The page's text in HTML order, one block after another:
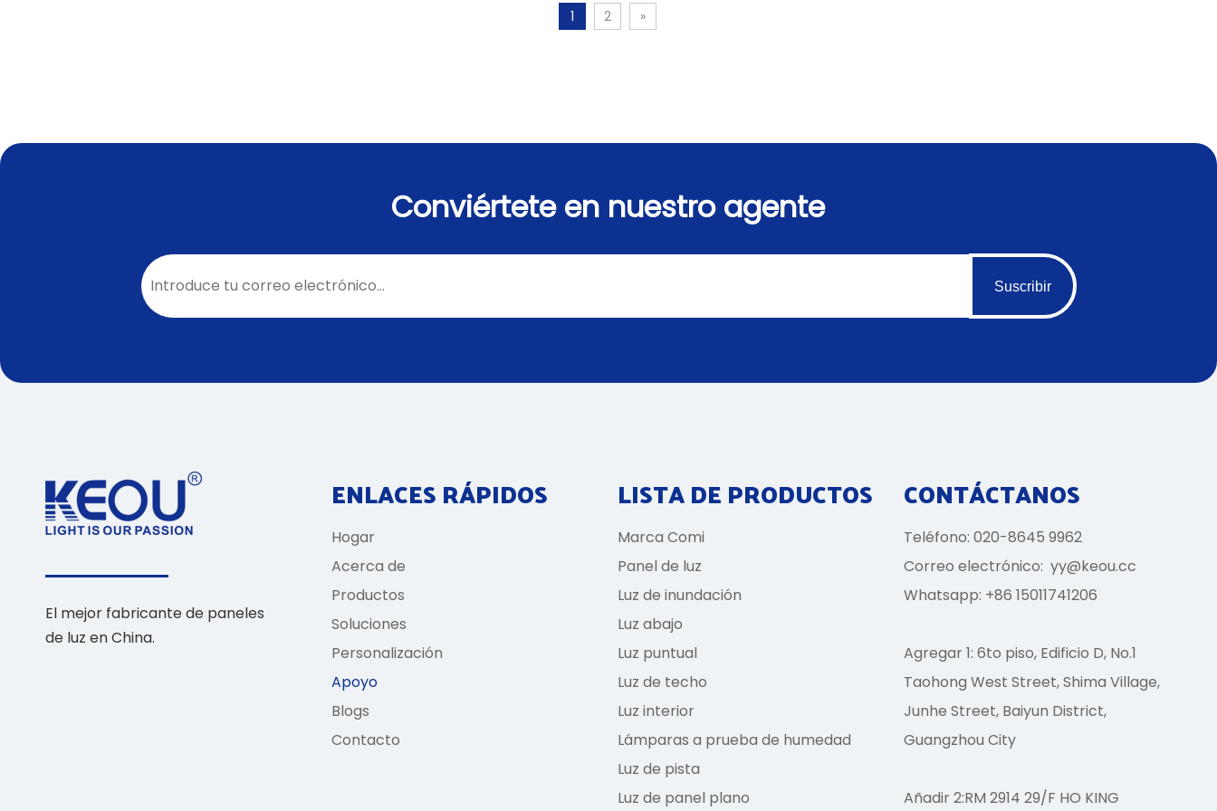
1 2 »
Conviértete en nuestro agente
Suscribir
El mejor fabricante de paneles
de luz en China.
ENLACES RÁPIDOS
Hogar
Acerca de
Productos
Soluciones
Personalización
Apoyo
Blogs
Contacto
LISTA DE PRODUCTOS
Marca Comi
Panel de luz
Luz de inundación
Luz abajo
Luz puntual
Luz de techo
Luz interior
Lámparas a prueba de humedad
Luz de pista
Luz de panel plano
CONTÁCTANOS
Teléfono: 020-8645 9962
Correo electrónico: yy@keou.cc
Whatsapp: +86 15011741206
Agregar 1: 6to piso, Edificio D, No.1
Taohong West Street, Shima Village,
Junhe Street, Baiyun District,
Guangzhou City
Añadir 2:RM 2914 29/F HO KING